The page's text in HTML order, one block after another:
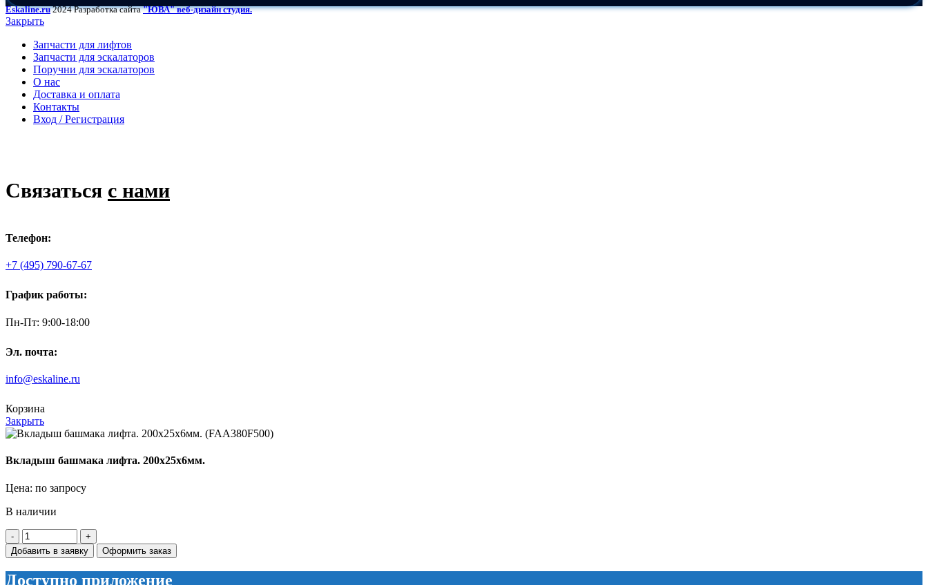
Eskaline.ru 2024 Разработка сайта"ЮВА" веб-дизайн студия.
Закрыть
Запчасти для лифтов
Запчасти для эскалаторов
Поручни для эскалаторов
О нас
Доставка и оплата
Контакты
Вход / Регистрация
Связаться с нами
Телефон:
+7 (495) 790-67-67
График работы:
Пн-Пт: 9:00-18:00
Эл. почта:
info@eskaline.ru
Корзина
Закрыть
Вкладыш башмака лифта. 200х25х6мм.
Цена: по запросу
В наличии
Количество
товара
Вкладыш
башмака
Добавить в заявку Оформить заказ
Доступно приложение